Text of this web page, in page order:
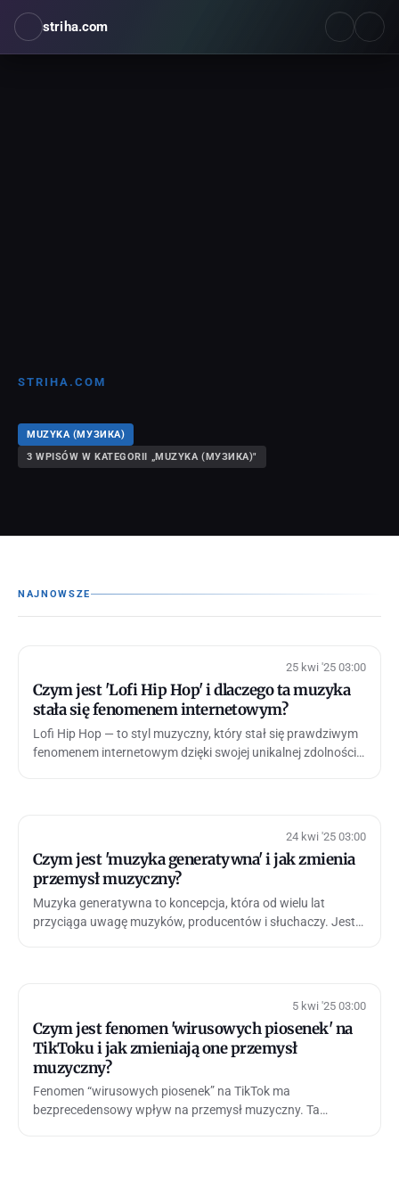
striha.com
STRIHA.COM
MUZYKA (МУЗИКА)
3 WPISÓW W KATEGORII „MUZYKA (МУЗИКА)"
NAJNOWSZE
25 kwi '25 03:00
Czym jest 'Lofi Hip Hop' i dlaczego ta muzyka
stała się fenomenem internetowym?
Lofi Hip Hop — to styl muzyczny, który stał się prawdziwym
fenomenem internetowym dzięki swojej unikalnej zdolności
24 kwi '25 03:00
Czym jest 'muzyka generatywna' i jak zmienia
przemysł muzyczny?
Muzyka generatywna to koncepcja, która od wielu lat
przyciąga uwagę muzyków, producentów i słuchaczy. Jest
5 kwi '25 03:00
Czym jest fenomen 'wirusowych piosenek' na
TikToku i jak zmieniają one przemysł
muzyczny?
Fenomen “wirusowych piosenek” na TikTok ma
bezprecedensowy wpływ na przemysł muzyczny. Ta